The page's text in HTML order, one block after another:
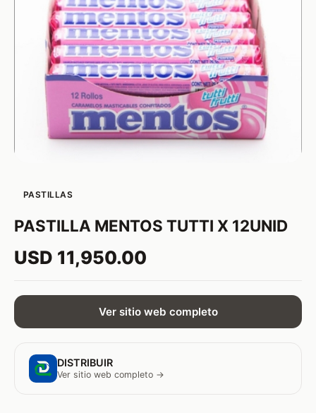
PASTILLAS
PASTILLA MENTOS TUTTI X 12UNID
USD 11,950.00
Ver sitio web completo
DISTRIBUIR
Ver sitio web completo →